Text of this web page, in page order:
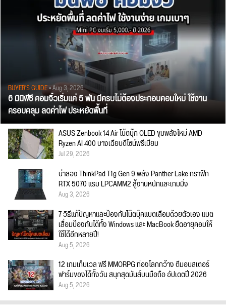
BUYER'S GUIDE• Aug 3, 2026
6 มินิพีซี คอมจิ๋วเริ่มแค่ 5 พัน มีครบไม่ต้องประกอบคอมใหม่ ใช้งาน
ครอบคลุม ลดค่าไฟ ประหยัดพื้นที่
ASUS Zenbook 14 Air โน้ตบุ๊ก OLED ขุมพลังใหม่ AMD
Ryzen AI 400 บางเฉียบดีไซน์พรีเมียม
Jul 29, 2026
น่าลอง ThinkPad T1g Gen 9 พลัง Panther Lake กราฟิก
RTX 5070 แรม LPCAMM2 สู้งานหนักและเกมมิ่ง
Aug 3, 2026
7 วิธีแก้ปัญหาและป้องกันโน๊ตบุ๊คแบตเสื่อมด้วยตัวเอง แบต
เสื่อมป้องกันได้ทั้ง Windows และ MacBook ยืดอายุคอมให้
ใช้ได้อีกหลายปี!
Aug 5, 2026
12 เกมเก็บเวล ฟรี MMORPG ท่องโลกกว้าง ตีมอนสเตอร์
ฟาร์มของได้ทั้งวัน สนุกสุดมันส์บนมือถือ อัปเดตปี 2026
Aug 5, 2026